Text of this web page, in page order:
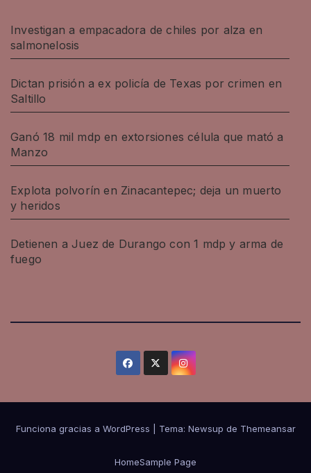
Investigan a empacadora de chiles por alza en
salmonelosis
Dictan prisión a ex policía de Texas por crimen en
Saltillo
Ganó 18 mil mdp en extorsiones célula que mató a
Manzo
Explota polvorín en Zinacantepec; deja un muerto
y heridos
Detienen a Juez de Durango con 1 mdp y arma de
fuego
Funciona gracias a WordPress Tema: Newsup de Themeansar
HomeSample Page